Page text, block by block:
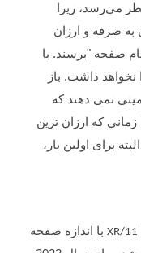
می‌رسد، زیرا
به صرفه و ارزان
صفحه "برسند. با
نخواهد داشت. باز
نمی دهند که
که ارزان ترین
برای اولین بار،
XR/11 با اندازه صفحه